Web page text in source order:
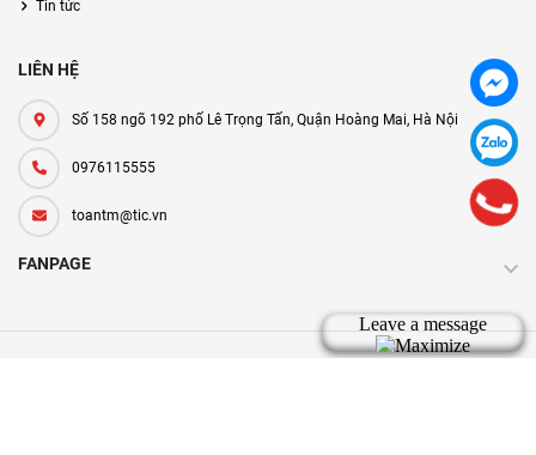
Tin tức
LIÊN HỆ
Số 158 ngõ 192 phố Lê Trọng Tấn, Quận Hoàng Mai, Hà Nội
0976115555
toantm@tic.vn
FANPAGE